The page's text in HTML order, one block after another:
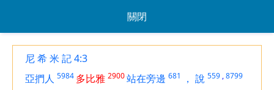
關閉
尼 希 米 記 4:3
亞捫人 5984 多比雅 2900站在旁邊 681 ， 說 559 ,8799